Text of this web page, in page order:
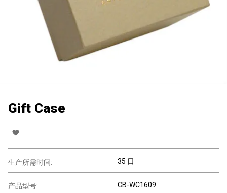
Gift Case
生产所需时间: 35 日
产品型号: CB-WC1609